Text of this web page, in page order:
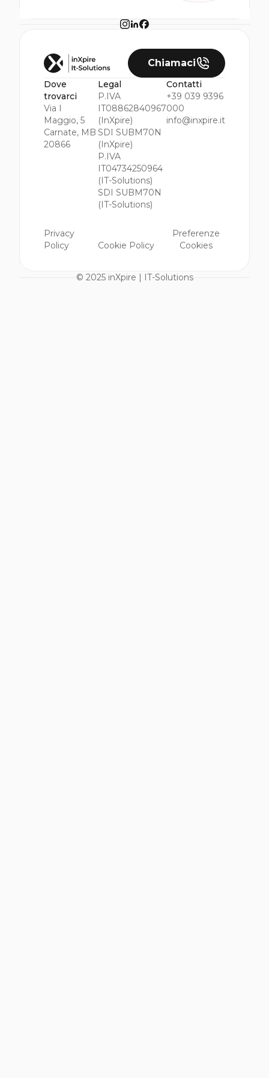
Chiamaci
Dove
trovarci
Via I
Maggio, 5
Carnate, MB
20866
Privacy
Policy
Legal
P.IVA
IT08862840967
(InXpire)
SDI SUBM70N
(InXpire)
P.IVA
IT04734250964
(IT-Solutions)
SDI SUBM70N
(IT-Solutions)
Cookie Policy
Contatti
+39 039 9396
000
info@inxpire.it
Preferenze
Cookies
© 2025 inXpire | IT-Solutions